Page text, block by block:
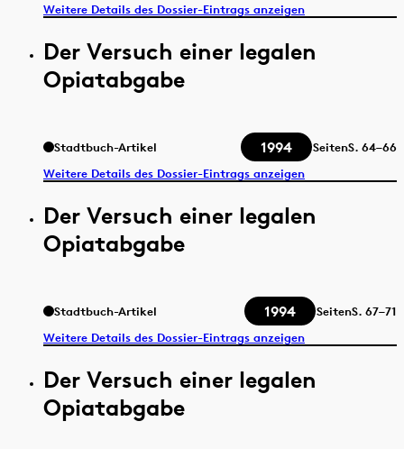
Weitere Details des Dossier-Eintrags anzeigen
Der Versuch einer legalen
Opiatabgabe
Stadtbuch-Artikel 1994 SeitenS. 64–66
Weitere Details des Dossier-Eintrags anzeigen
Der Versuch einer legalen
Opiatabgabe
Stadtbuch-Artikel 1994 SeitenS. 67–71
Weitere Details des Dossier-Eintrags anzeigen
Der Versuch einer legalen
Opiatabgabe